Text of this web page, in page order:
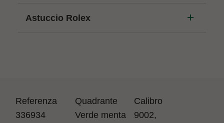
Astuccio Rolex
Referenza
336934
Quadrante
Verde menta
Calibro
9002,